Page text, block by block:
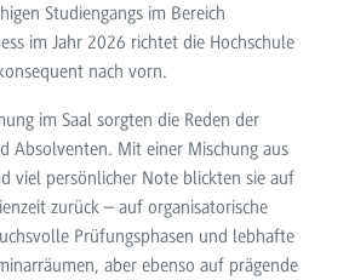
Studiengangs im Bereich
im Jahr 2026 richtet die Hochschule
nach vorn.
im Saal sorgten die Reden der
Absolventen. Mit einer Mischung aus
viel persönlicher Note blickten sie auf
zurück – auf organisatorische
Prüfungsphasen und lebhafte
aber ebenso auf prägende